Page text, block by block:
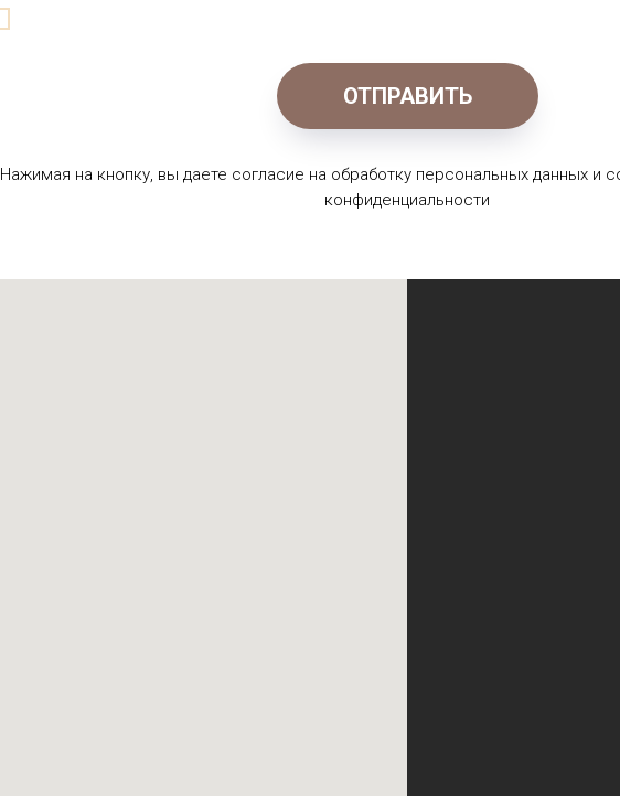
ОТПРАВИТЬ
Нажимая на кнопку, вы даете согласие на обработку персональных данных и
конфиденциальности